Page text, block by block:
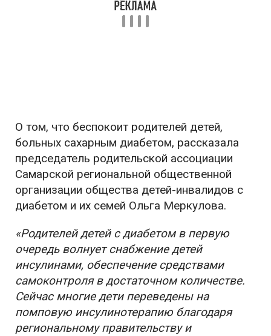
О том, что беспокоит родителей детей,
больных сахарным диабетом, рассказала
председатель родительской ассоциации
Самарской региональной общественной
организации общества детей-инвалидов с
диабетом и их семей Ольга Меркулова.
«Родителей детей с диабетом в первую
очередь волнует снабжение детей
инсулинами, обеспечение средствами
самоконтроля в достаточном количестве.
Сейчас многие дети переведены на
помповую инсулинотерапию благодаря
региональному правительству и